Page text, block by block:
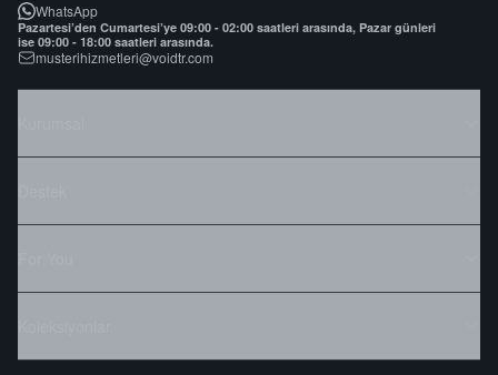
WhatsApp
Pazartesi’den Cumartesi’ye 09:00 - 02:00 saatleri arasında, Pazar günleri
ise 09:00 - 18:00 saatleri arasında.
musterihizmetleri@voidtr.com